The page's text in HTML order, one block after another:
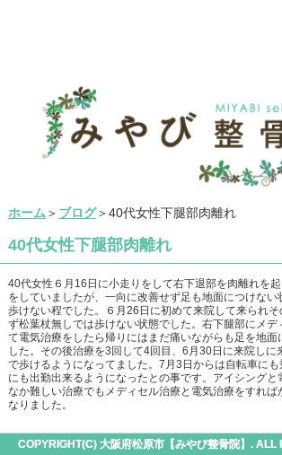
ホーム ＞ ブログ＞40代女性下腿部肉離れ
40代女性下腿部肉離れ
40代女性６月16日に小走りをして右下退部を肉離れを
をしていましたが、一向に改善せず足も地面につけない
歩けない程でした。６月26日に初めて来院して来られ
ず松葉杖無しでは歩けない状態でした。右下腿部にメデ
て電気治療をしたら帰りにはまだ痛いながらも足を地面
した。その後治療を3回して4回目、6月30日に来院しに
で歩けるようになってました。7月3日からは自転車に
にも出勤出来るようになったとの事です。アイシング
なか難しい治療でもメディセル治療と電気治療をすれば
なりました。
COPYRIGHT(C) 大阪府松原市【みやび整骨院】. ALL